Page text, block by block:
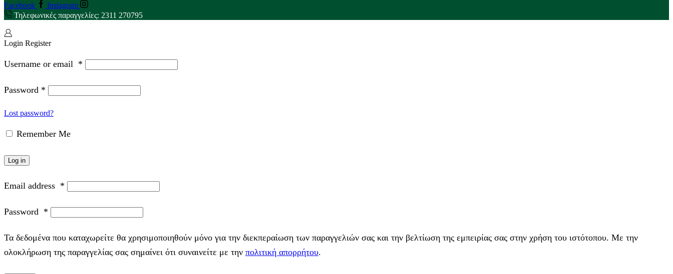
Facebook
Instagram
Τηλεφωνικές παραγγελίες: 2311 270795
Login Register
Username or email *
Password *
Lost password?
Remember Me
Log in
Email address *
Password *
Τα δεδομένα που καταχωρείτε θα χρησιμοποιηθούν μόνο για την διεκπεραίωση των παραγγελιών σας και την βελτίωση της εμπειρίας σας στην χρήση του ιστότοπου. Με την
ολοκλήρωση της παραγγελίας σας σημαίνει ότι συναινείτε με την πολιτική απορρήτου.